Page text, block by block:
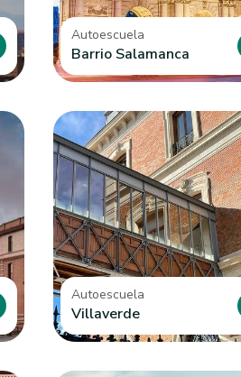
Autoescuela
Barrio Salamanca
Autoescuela
Villaverde